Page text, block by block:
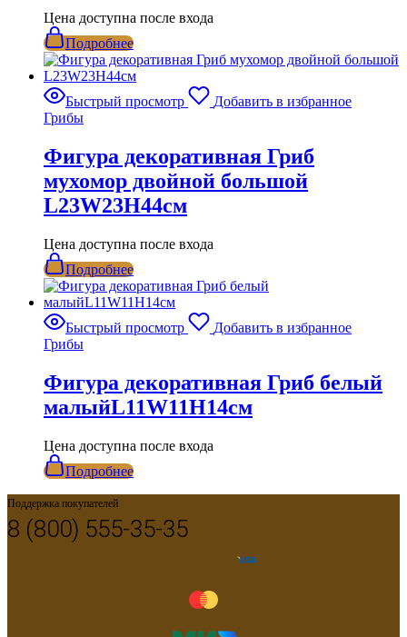
Цена доступна после входа
Подробнее
Быстрый просмотр
Добавить в избранное
Грибы
Фигура декоративная Гриб
мухомор двойной большой
L23W23H44см
Цена доступна после входа
Подробнее
Быстрый просмотр
Добавить в избранное
Грибы
Фигура декоративная Гриб белый
малыйL11W11H14см
Цена доступна после входа
Подробнее
Поддержка покупателей
8 (800) 555-35-35